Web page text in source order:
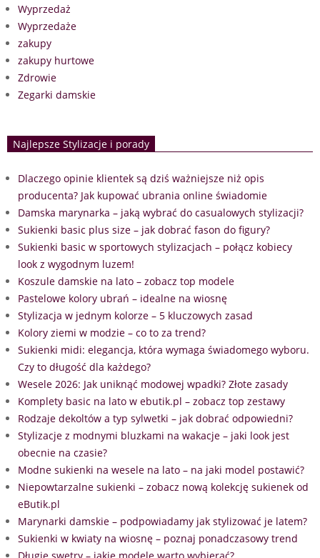
Wyprzedaż
Wyprzedaże
zakupy
zakupy hurtowe
Zdrowie
Zegarki damskie
Najlepsze Stylizacje i porady
Dlaczego opinie klientek są dziś ważniejsze niż opis
producenta? Jak kupować ubrania online świadomie
Damska marynarka – jaką wybrać do casualowych stylizacji?
Sukienki basic plus size – jak dobrać fason do figury?
Sukienki basic w sportowych stylizacjach – połącz kobiecy
look z wygodnym luzem!
Koszule damskie na lato – zobacz top modele
Pastelowe kolory ubrań – idealne na wiosnę
Stylizacja w jednym kolorze – 5 kluczowych zasad
Kolory ziemi w modzie – co to za trend?
Sukienki midi: elegancja, która wymaga świadomego wyboru.
Czy to długość dla każdego?
Wesele 2026: Jak uniknąć modowej wpadki? Złote zasady
Komplety basic na lato w ebutik.pl – zobacz top zestawy
Rodzaje dekoltów a typ sylwetki – jak dobrać odpowiedni?
Stylizacje z modnymi bluzkami na wakacje – jaki look jest
obecnie na czasie?
Modne sukienki na wesele na lato – na jaki model postawić?
Niepowtarzalne sukienki – zobacz nową kolekcję sukienek od
eButik.pl
Marynarki damskie – podpowiadamy jak stylizować je latem?
Sukienki w kwiaty na wiosnę – poznaj ponadczasowy trend